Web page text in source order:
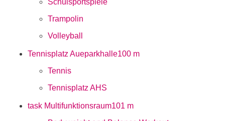
Schulsportspiele
Trampolin
Volleyball
Tennisplatz Aueparkhalle100 m
Tennis
Tennisplatz AHS
task Multifunktionsraum101 m